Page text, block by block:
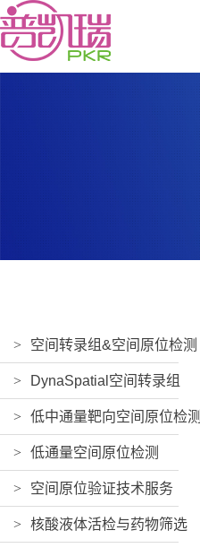
> 空间转录组&空间原位检测
> DynaSpatial空间转录组
> 低中通量靶向空间原位检测
> 低通量空间原位检测
> 空间原位验证技术服务
> 核酸液体活检与药物筛选